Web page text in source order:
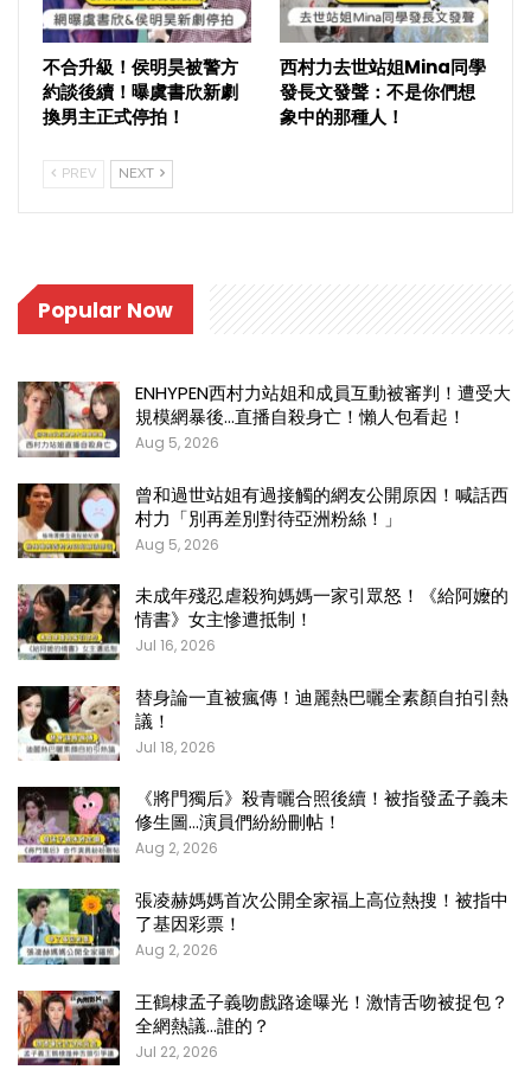
不合升級！侯明昊被警方
約談後續！曝虞書欣新劇
換男主正式停拍！
西村力去世站姐Mina同學
發長文發聲：不是你們想
象中的那種人！
PREV NEXT
Popular Now
ENHYPEN西村力站姐和成員互動被審判！遭受大
規模網暴後…直播自殺身亡！懶人包看起！
Aug 5, 2026
曾和過世站姐有過接觸的網友公開原因！喊話西
村力「別再差別對待亞洲粉絲！」
Aug 5, 2026
未成年殘忍虐殺狗媽媽一家引眾怒！《給阿嬤的
情書》女主慘遭抵制！
Jul 16, 2026
替身論一直被瘋傳！迪麗熱巴曬全素顏自拍引熱
議！
Jul 18, 2026
《將門獨后》殺青曬合照後續！被指發孟子義未
修生圖…演員們紛紛刪帖！
Aug 2, 2026
張凌赫媽媽首次公開全家福上高位熱搜！被指中
了基因彩票！
Aug 2, 2026
王鶴棣孟子義吻戲路途曝光！激情舌吻被捉包？
全網熱議…誰的？
Jul 22, 2026